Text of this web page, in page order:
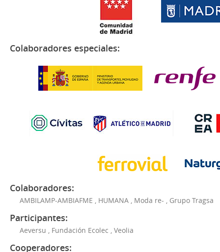
Colaboradores especiales:
Colaboradores:
AMBILAMP-AMBIAFME , HUMANA , Moda re- , Grupo Tragsa
Participantes:
Aeversu , Fundación Ecolec , Veolia
Cooperadores: